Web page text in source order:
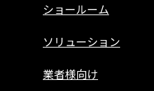
ショールーム
ソリューション
業者様向け